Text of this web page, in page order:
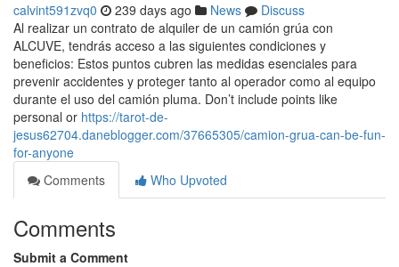
calvint591zvq0 239 days ago News
Discuss
Al realizar un contrato de alquiler de un camión grúa con
ALCUVE, tendrás acceso a las siguientes condiciones y
beneficios: Estos puntos cubren las medidas esenciales para
prevenir accidentes y proteger tanto al operador como al equipo
durante el uso del camión pluma. Don’t include points like
personal or https://tarot-de-
jesus62704.daneblogger.com/37665305/camion-grua-can-be-fun-
for-anyone
Comments
Who Upvoted
Comments
Submit a Comment